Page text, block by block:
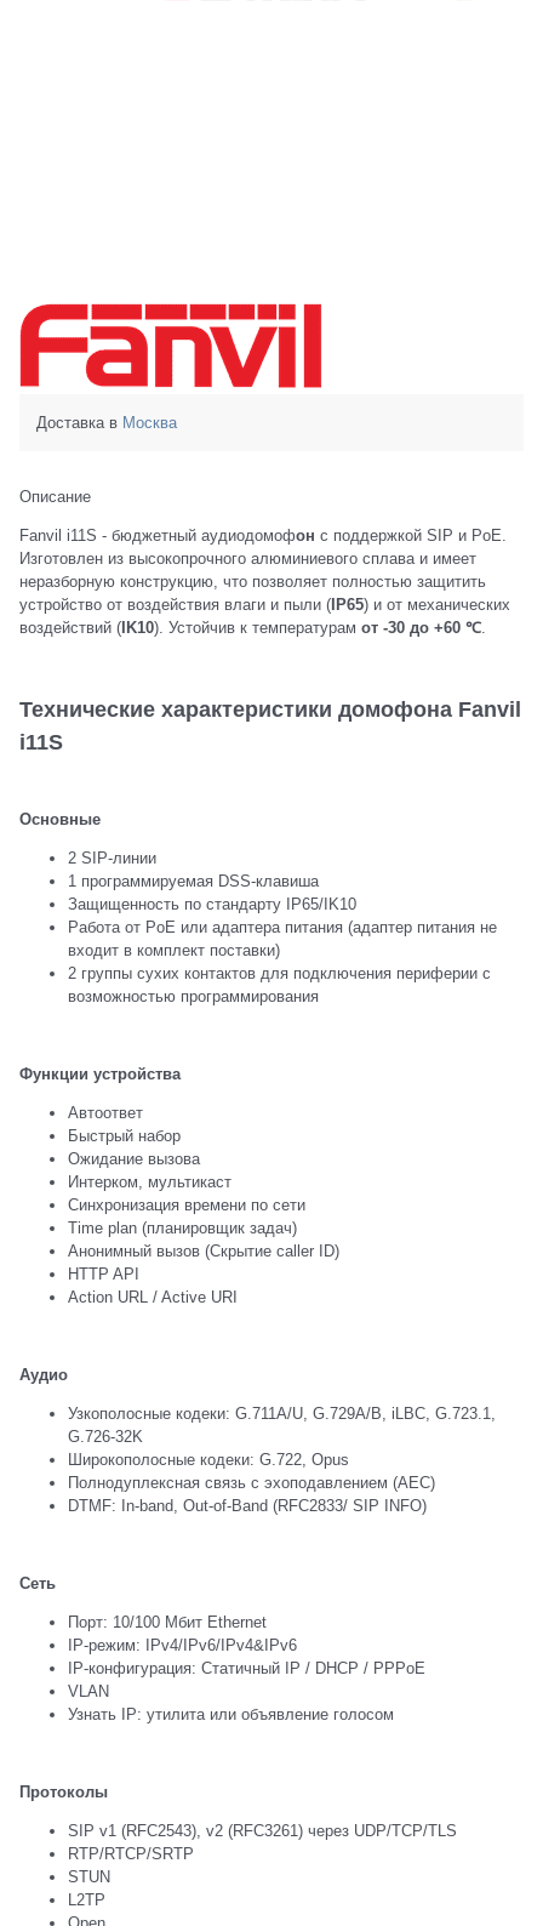
Доставка в Москва
Описание
Fanvil i11S - бюджетный аудиодомофон с поддержкой SIP и PoE.
Изготовлен из высокопрочного алюминиевого сплава и имеет
неразборную конструкцию, что позволяет полностью защитить
устройство от воздействия влаги и пыли ( IP65) и от механических
воздействий ( IK10). Устойчив к температурам от -30 до +60 ℃
Технические характеристики домофона Fanvil
i11S
Основные
2 SIP-линии
1 программируемая DSS-клавиша
Защищенность по стандарту IP65/IK10
Работа от PoE или адаптера питания (адаптер питания не
входит в комплект поставки)
2 группы сухих контактов для подключения периферии с
возможностью программирования
Функции устройства
Автоответ
Быстрый набор
Ожидание вызова
Интерком, мультикаст
Синхронизация времени по сети
Time plan (планировщик задач)
Анонимный вызов (Скрытие caller ID)
HTTP API
Action URL / Active URI
Аудио
Узкополосные кодеки: G.711A/U, G.729A/B, iLBC, G.723.1,
G.726-32K
Широкополосные кодеки: G.722, Opus
Полнодуплексная связь с эхоподавлением (AEC)
DTMF: In-band, Out-of-Band (RFC2833/ SIP INFO)
Сеть
Порт: 10/100 Мбит Ethernet
IP-режим: IPv4/IPv6/IPv4&IPv6
IP-конфигурация: Статичный IP / DHCP / PPPoE
VLAN
Узнать IP: утилита или объявление голосом
Протоколы
SIP v1 (RFC2543), v2 (RFC3261) через UDP/TCP/TLS
RTP/RTCP/SRTP
STUN
L2TP